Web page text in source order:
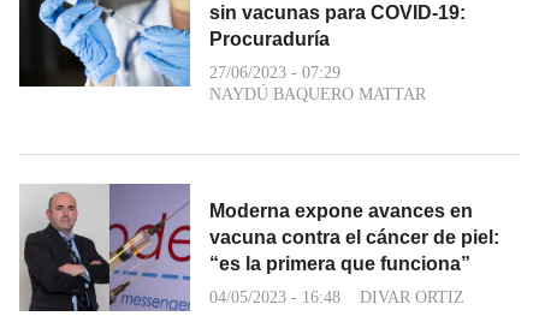
sin vacunas para COVID-19:
Procuraduría
27/06/2023 - 07:29
NAYDÚ BAQUERO MATTAR
Moderna expone avances en
vacuna contra el cáncer de piel:
“es la primera que funciona”
04/05/2023 - 16:48 DIVAR ORTIZ